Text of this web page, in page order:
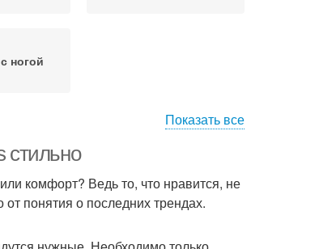
ногой
Показать все
стильно
комфорт? Ведь то, что нравится, не
понятия о последних трендах.